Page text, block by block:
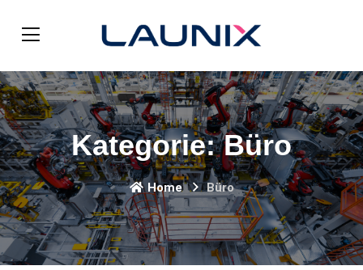
Kategorie:Büro
Home Büro